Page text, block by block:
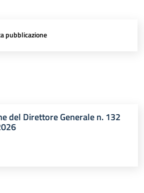
pubblicazione
del Direttore Generale n. 132